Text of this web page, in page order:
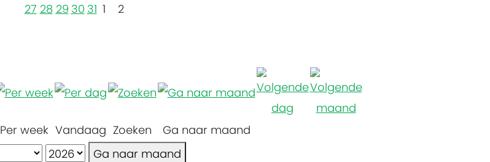
27 28 29 30 31 1 2
Per week Vandaag Zoeken
Ga naar maand
Ga naar maand